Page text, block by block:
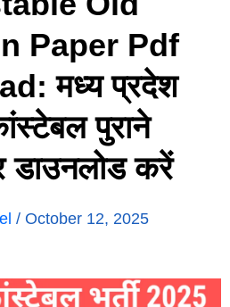
Paper Pdf
मध्य प्रदेश
पुराने
डाउनलोड करें
/ October 12, 2025